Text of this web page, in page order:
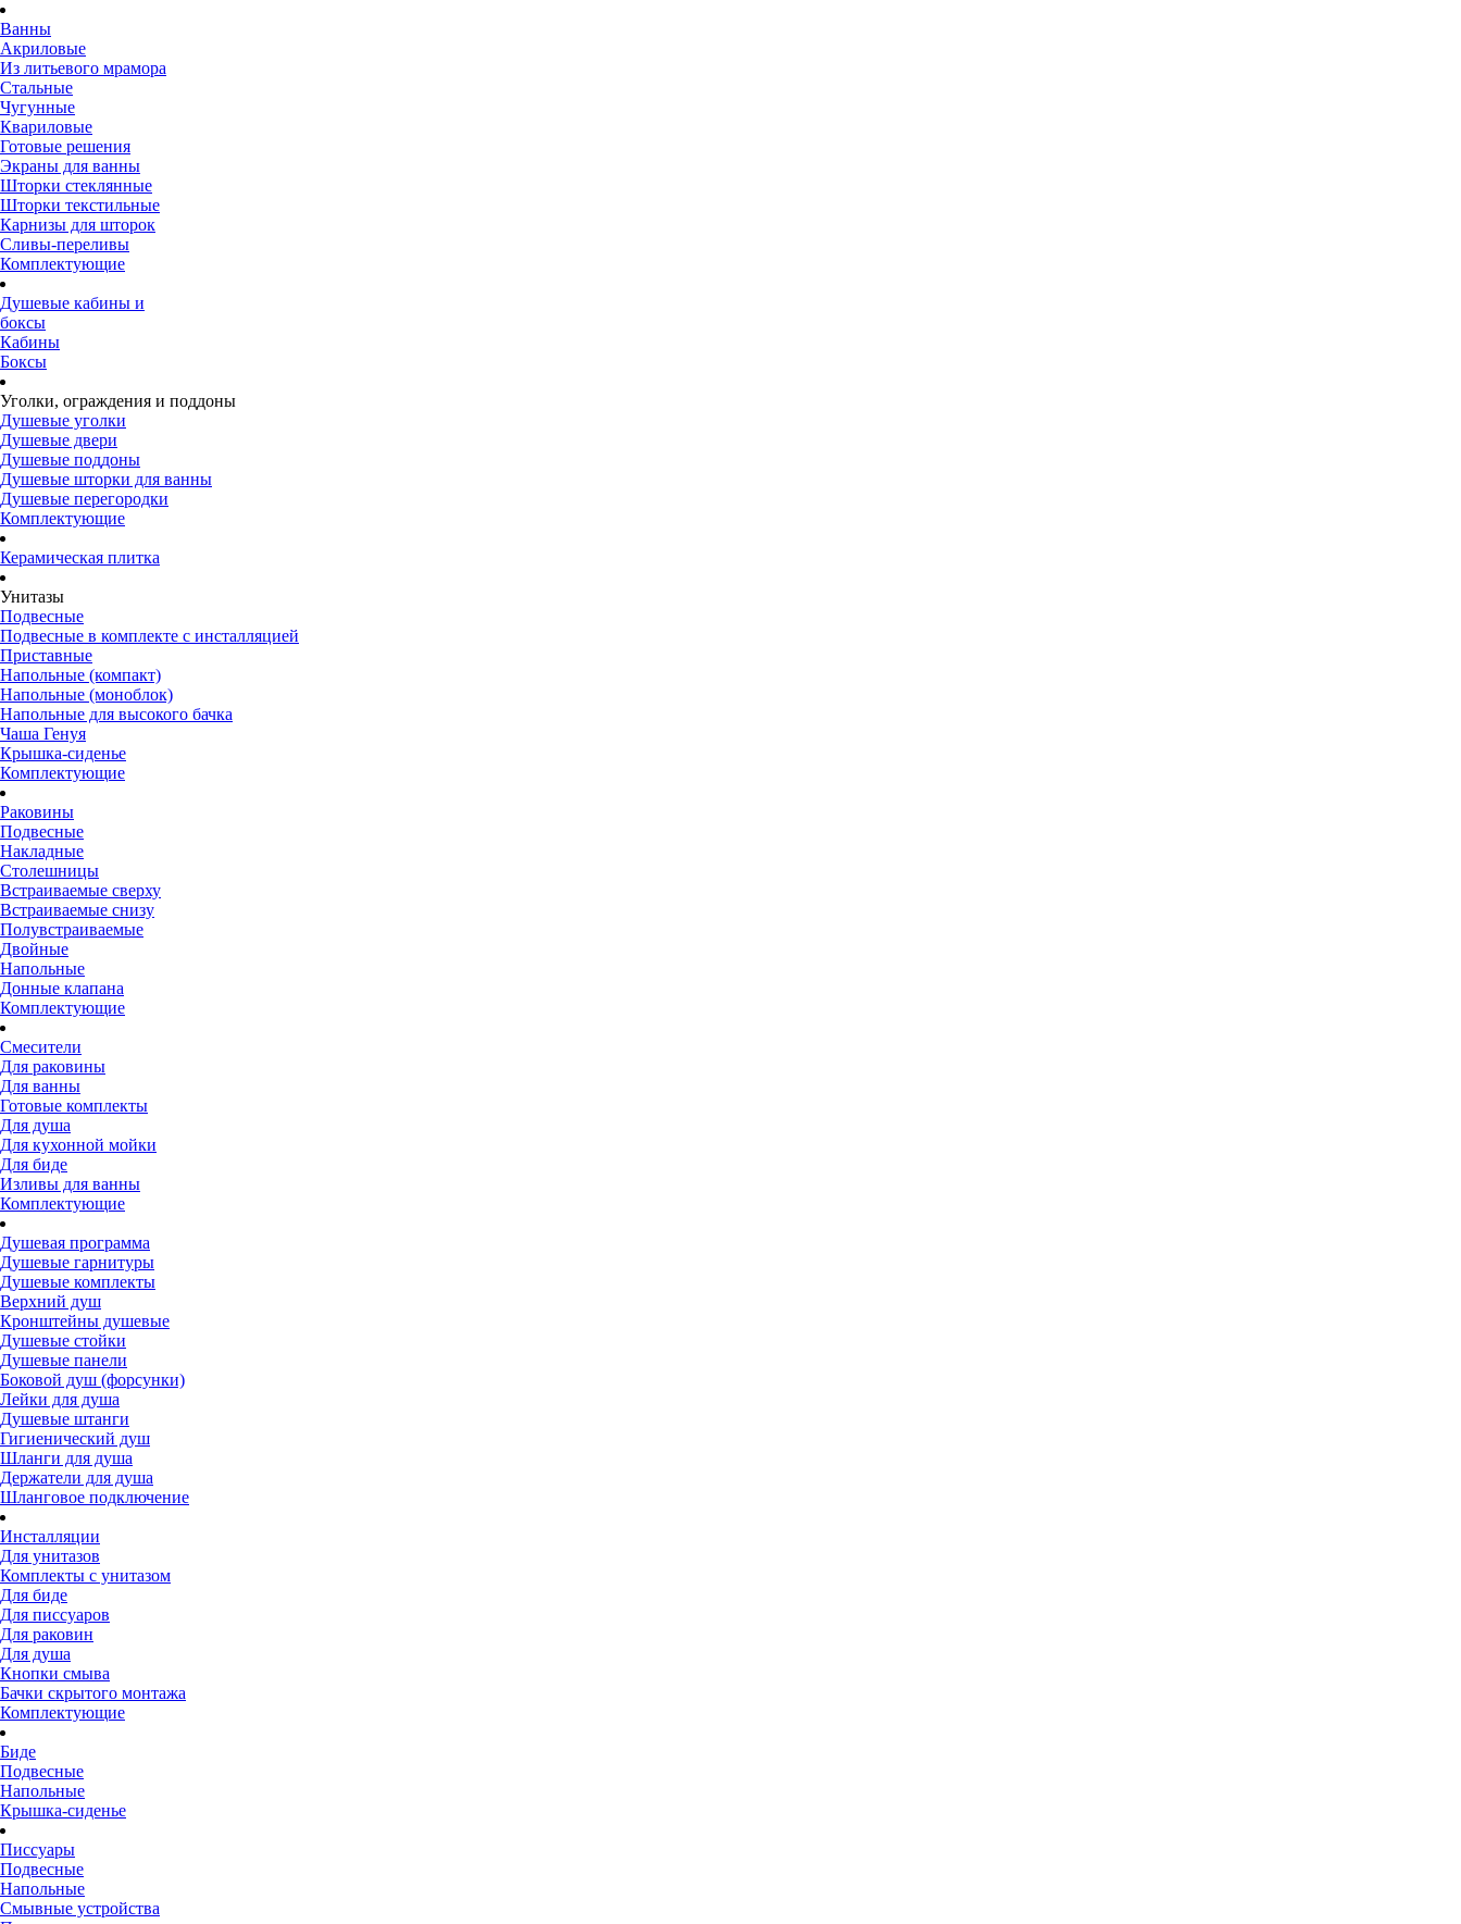
Ванны
Акриловые
Из литьевого мрамора
Стальные
Чугунные
Квариловые
Готовые решения
Экраны для ванны
Шторки стеклянные
Шторки текстильные
Карнизы для шторок
Сливы-переливы
Комплектующие
Душевые кабины и
боксы
Кабины
Боксы
Уголки, ограждения и поддоны
Душевые уголки
Душевые двери
Душевые поддоны
Душевые шторки для ванны
Душевые перегородки
Комплектующие
Керамическая плитка
Унитазы
Подвесные
Подвесные в комплекте с инсталляцией
Приставные
Напольные (компакт)
Напольные (моноблок)
Напольные для высокого бачка
Чаша Генуя
Крышка-сиденье
Комплектующие
Раковины
Подвесные
Накладные
Столешницы
Встраиваемые сверху
Встраиваемые снизу
Полувстраиваемые
Двойные
Напольные
Донные клапана
Комплектующие
Смесители
Для раковины
Для ванны
Готовые комплекты
Для душа
Для кухонной мойки
Для биде
Изливы для ванны
Комплектующие
Душевая программа
Душевые гарнитуры
Душевые комплекты
Верхний душ
Кронштейны душевые
Душевые стойки
Душевые панели
Боковой душ (форсунки)
Лейки для душа
Душевые штанги
Гигиенический душ
Шланги для душа
Держатели для душа
Шланговое подключение
Инсталляции
Для унитазов
Комплекты с унитазом
Для биде
Для писсуаров
Для раковин
Для душа
Кнопки смыва
Бачки скрытого монтажа
Комплектующие
Биде
Подвесные
Напольные
Крышка-сиденье
Писсуары
Подвесные
Напольные
Смывные устройства